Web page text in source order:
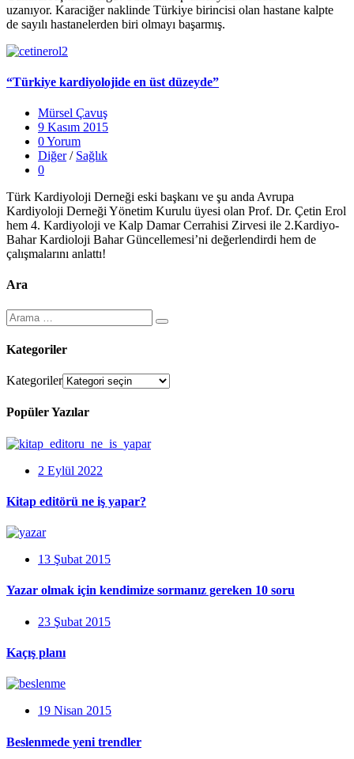
uzanıyor. Karaciğer naklinde Türkiye birincisi olan hastane kalpte
de sayılı hastanelerden biri olmayı başarmış.
“Türkiye kardiyolojide en üst düzeyde”
Mürsel Çavuş
9 Kasım 2015
0 Yorum
Diğer/ Sağlık
0
Türk Kardiyoloji Derneği eski başkanı ve şu anda Avrupa
Kardiyoloji Derneği Yönetim Kurulu üyesi olan Prof. Dr. Çetin Erol
hem 4. Kardiyoloji ve Kalp Damar Cerrahisi Zirvesi ile 2.Kardiyo-
Bahar Kardioloji Bahar Güncellemesi’ni değerlendirdi hem de
çalışmalarını anlattı!
Ara
Kategoriler
Kategoriler
Popüler Yazılar
2 Eylül 2022
Kitap editörü ne iş yapar?
13 Şubat 2015
Yazar olmak için kendimize sormanız gereken 10 soru
23 Şubat 2015
Kaçış planı
19 Nisan 2015
Beslenmede yeni trendler